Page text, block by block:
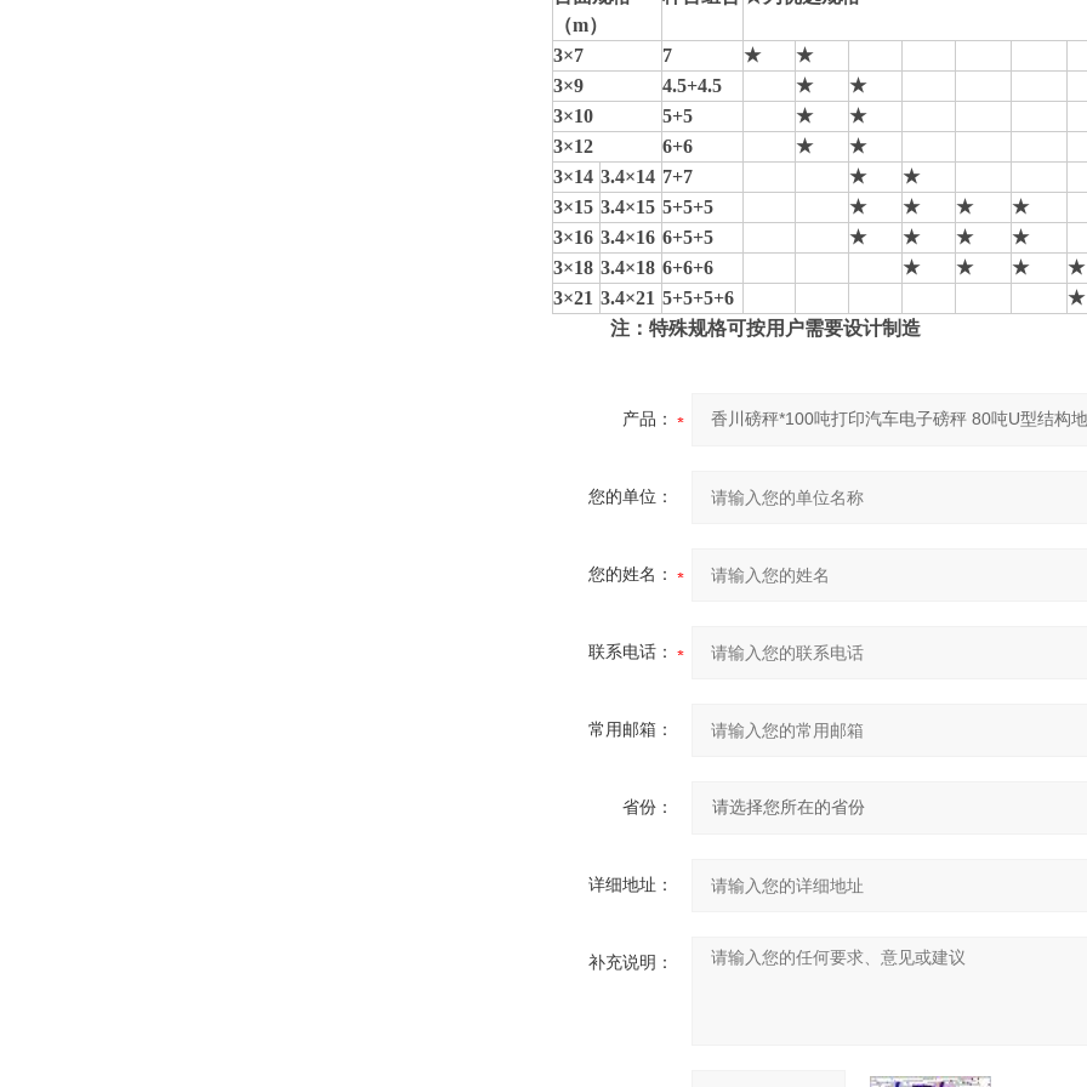
（m）
3×7 7 ★
★
3×9
4.5+4.5 ★
★
3×10
5+5 ★
★
3×12
6+6 ★
★
3×14 3.4×14 7+7 ★
★
3×15 3.4×15 5+5+5 ★ ★ ★
★
3×16 3.4×16 6+5+5 ★ ★ ★
★
3×18 3.4×18 6+6+6 ★ ★ ★
★
3×21 3.4×21 5+5+5+6
★
注：特殊规格可按用户需要设计制造
产品：
您的单位：
您的姓名：
联系电话：
常用邮箱：
省份：
详细地址：
补充说明：